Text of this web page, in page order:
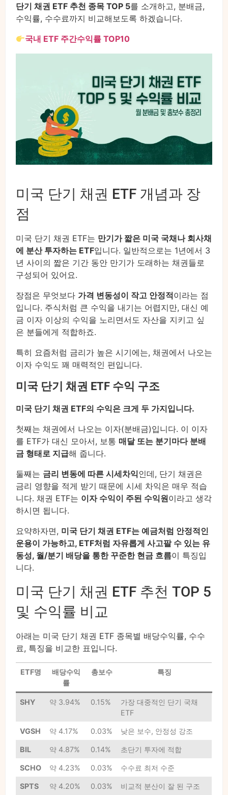
단기 채권 ETF 추천 종목 TOP 5를 소개하고, 분배금,
수익률, 수수료까지 비교해보도록 하겠습니다.
국내 ETF 주간수익률 TOP10
미국 단기 채권 ETF 개념과 장
점
미국 단기 채권 ETF는 만기가 짧은 미국 국채나 회사채
에 분산 투자하는 ETF입니다. 일반적으로는 1년에서 3
년 사이의 짧은 기간 동안 만기가 도래하는 채권들로
구성되어 있어요.
장점은 무엇보다 가격 변동성이 작고 안정적이라는 점
입니다. 주식처럼 큰 수익을 내기는 어렵지만, 대신 예
금 이자 이상의 수익을 노리면서도 자산을 지키고 싶
은 분들에게 적합하죠.
특히 요즘처럼 금리가 높은 시기에는, 채권에서 나오는
이자 수익도 꽤 매력적인 편입니다.
미국 단기 채권 ETF 수익 구조
미국 단기 채권 ETF의 수익은 크게 두 가지입니다.
첫째는 채권에서 나오는 이자(분배금)입니다. 이 이자
를 ETF가 대신 모아서, 보통 매달 또는 분기마다 분배
금 형태로 지급해 줍니다.
둘째는 금리 변동에 따른 시세차익인데, 단기 채권은
금리 영향을 적게 받기 때문에 시세 차익은 매우 적습
니다. 채권 ETF는 이자 수익이 주된 수익원이라고 생각
하시면 됩니다.
요약하자면, 미국 단기 채권 ETF는 예금처럼 안정적인
운용이 가능하고, ETF처럼 자유롭게 사고팔 수 있는 유
동성, 월/분기 배당을 통한 꾸준한 현금 흐름이 특징입
니다.
미국 단기 채권 ETF 추천 TOP 5
및 수익률 비교
아래는 미국 단기 채권 ETF 종목별 배당수익률, 수수
료, 특징을 비교한 표입니다.
ETF명
배당수익
률
총보수 특징
SHY 약 3.94% 0.15%
가장 대중적인 단기 국채
ETF
VGSH 약 4.17% 0.03% 낮은 보수, 안정성 강조
BIL 약 4.87% 0.14% 초단기 투자에 적합
SCHO 약 4.23% 0.03% 수수료 최저 수준
SPTS 약 4.20% 0.03% 비교적 분산이 잘 된 구조